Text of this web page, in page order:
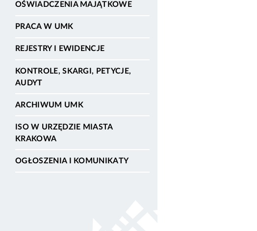
OŚWIADCZENIA MAJĄTKOWE
PRACA W UMK
REJESTRY I EWIDENCJE
KONTROLE, SKARGI, PETYCJE,
AUDYT
ARCHIWUM UMK
ISO W URZĘDZIE MIASTA
KRAKOWA
OGŁOSZENIA I KOMUNIKATY